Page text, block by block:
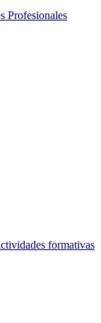
Profesionales
formativas